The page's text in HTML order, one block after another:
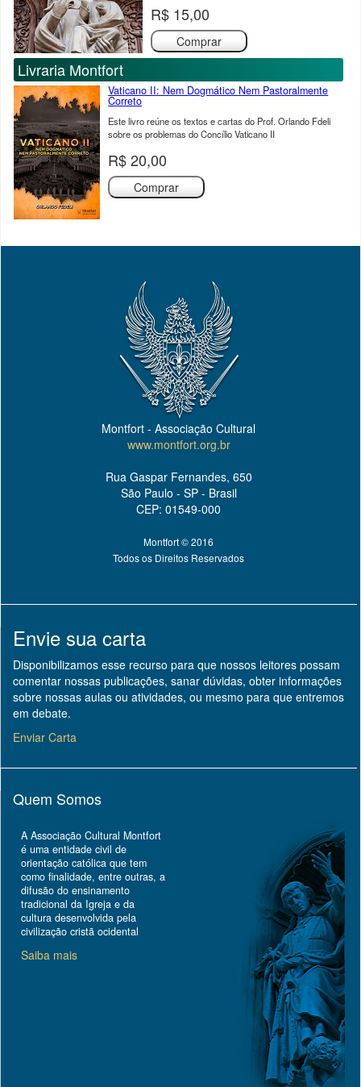
R$ 15,00
Comprar
Livraria Montfort
Vaticano II: Nem Dogmático Nem Pastoralmente
Correto
Este livro reúne os textos e cartas do Prof. Orlando Fdeli
sobre os problemas do Concílio Vaticano II
R$ 20,00
Comprar
Montfort - Associação Cultural
www.montfort.org.br
Rua Gaspar Fernandes, 650
São Paulo - SP - Brasil
CEP: 01549-000
Montfort © 2016
Todos os Direitos Reservados
Envie sua carta
Disponibilizamos esse recurso para que nossos leitores possam
comentar nossas publicações, sanar dúvidas, obter informações
sobre nossas aulas ou atividades, ou mesmo para que entremos
em debate.
Enviar Carta
Quem Somos
A Associação Cultural Montfort
é uma entidade civil de
orientação católica que tem
como finalidade, entre outras, a
difusão do ensinamento
tradicional da Igreja e da
cultura desenvolvida pela
civilização cristã ocidental
Saiba mais